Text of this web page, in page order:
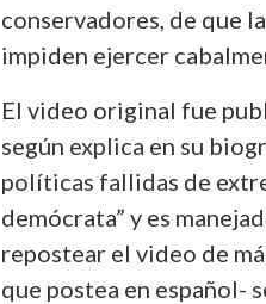
conservadores, de que
impiden ejercer
El video original fue
según explica en su
políticas fallidas de
demócrata” y es
repostear el video de
que postea en español-